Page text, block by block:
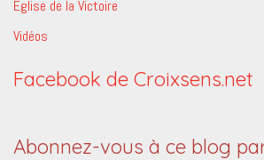
Eglise de la Victoire
Vidéos
Facebook de Croixsens.net
Abonnez-vous à ce blog